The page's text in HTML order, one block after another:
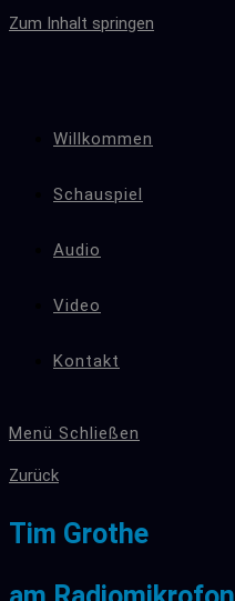
Zum Inhalt springen
Willkommen
Schauspiel
Audio
Video
Kontakt
Menü Schließen
Zurück
Tim Grothe